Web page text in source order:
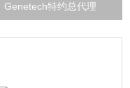
Genetech特约总代理